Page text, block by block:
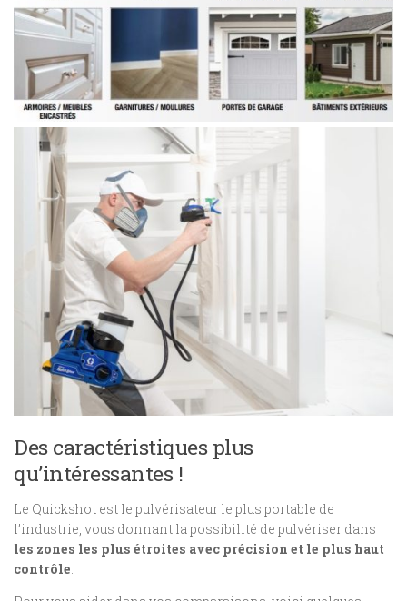
Des caractéristiques plus
qu’intéressantes !
Le Quickshot est le pulvérisateur le plus portable de
l’industrie, vous donnant la possibilité de pulvériser dans
les zones les plus étroites avec précision et le plus haut
contrôle.